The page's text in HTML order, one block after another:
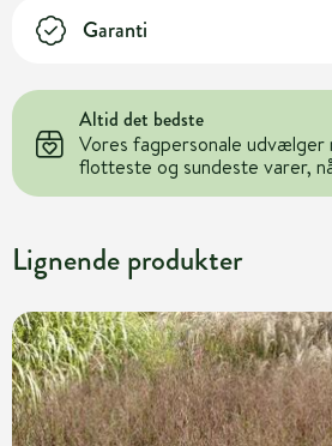
Garanti
Altid det bedste
Vores fagpersonale udvælger
flotteste og sundeste varer,
Lignende produkter